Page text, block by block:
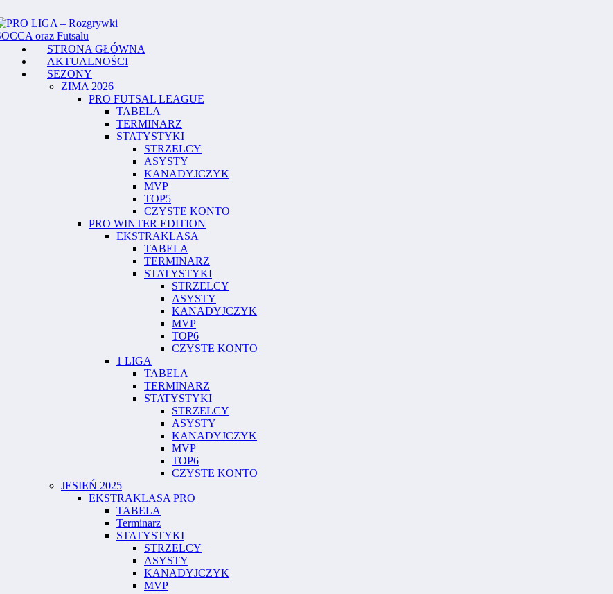
STRONA GŁÓWNA
AKTUALNOŚCI
SEZONY
ZIMA 2026
PRO FUTSAL LEAGUE
TABELA
TERMINARZ
STATYSTYKI
STRZELCY
ASYSTY
KANADYJCZYK
MVP
TOP5
CZYSTE KONTO
PRO WINTER EDITION
EKSTRAKLASA
TABELA
TERMINARZ
STATYSTYKI
STRZELCY
ASYSTY
KANADYJCZYK
MVP
TOP6
CZYSTE KONTO
1 LIGA
TABELA
TERMINARZ
STATYSTYKI
STRZELCY
ASYSTY
KANADYJCZYK
MVP
TOP6
CZYSTE KONTO
JESIEŃ 2025
EKSTRAKLASA PRO
TABELA
Terminarz
STATYSTYKI
STRZELCY
ASYSTY
KANADYJCZYK
MVP